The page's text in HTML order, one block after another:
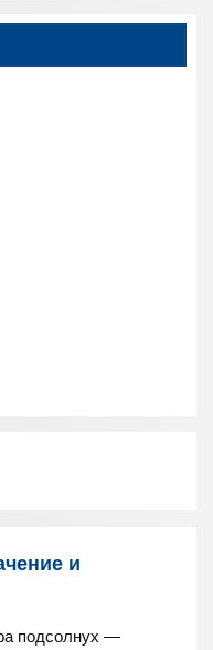
и
подсолнух —